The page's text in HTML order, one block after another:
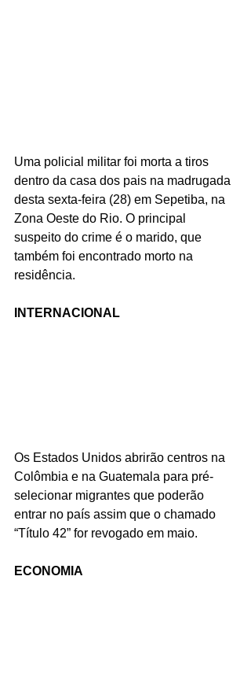
Uma policial militar foi morta a tiros
dentro da casa dos pais na madrugada
desta sexta-feira (28) em Sepetiba, na
Zona Oeste do Rio. O principal
suspeito do crime é o marido, que
também foi encontrado morto na
residência.
INTERNACIONAL
Os Estados Unidos abrirão centros na
Colômbia e na Guatemala para pré-
selecionar migrantes que poderão
entrar no país assim que o chamado
“Título 42” for revogado em maio.
ECONOMIA